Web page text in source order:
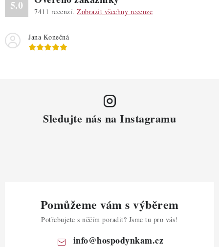
5.0 7411 recenzí. Zobrazit všechny recenze
Jana Konečná
Sledujte nás na Instagramu
Pomůžeme vám s výběrem
Potřebujete s něčím poradit? Jsme tu pro vás!
info@hospodynkam.cz